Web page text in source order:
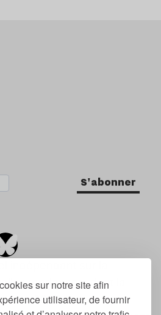
sur notre site afin
utilisateur, de fournir
S'abonner
indépendant sur la
tendances, dont la
de 2007.